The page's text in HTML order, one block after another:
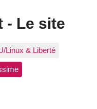
- Le site
Linux & Liberté